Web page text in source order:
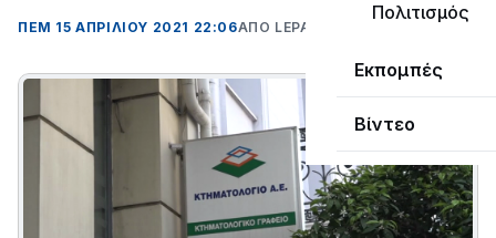
Πολιτισμός
Εκπομπές
Βίντεο
ΠΕΜ 15 ΑΠΡΙΛΊΟΥ 2021 22:06ΑΠΌ LEPANTO RTV